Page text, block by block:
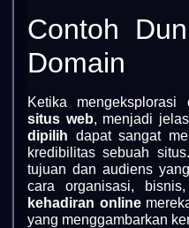
Contoh
Domain
Ketika
situs web, menjadi
dipilih dapat sangat
kredibilitas sebuah
tujuan dan audiens
cara organisasi,
kehadiran online
yang menggambarkan